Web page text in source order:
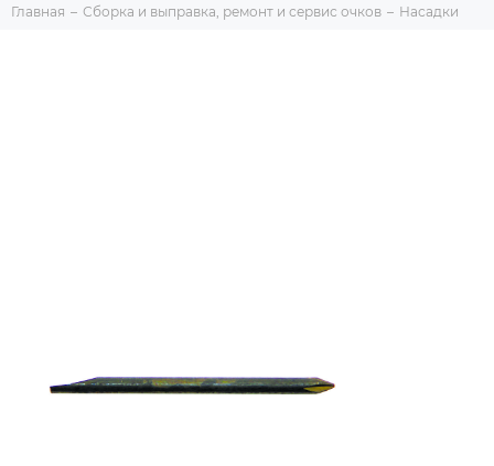
Главная Сборка и выправка, ремонт и сервис очков Насадки